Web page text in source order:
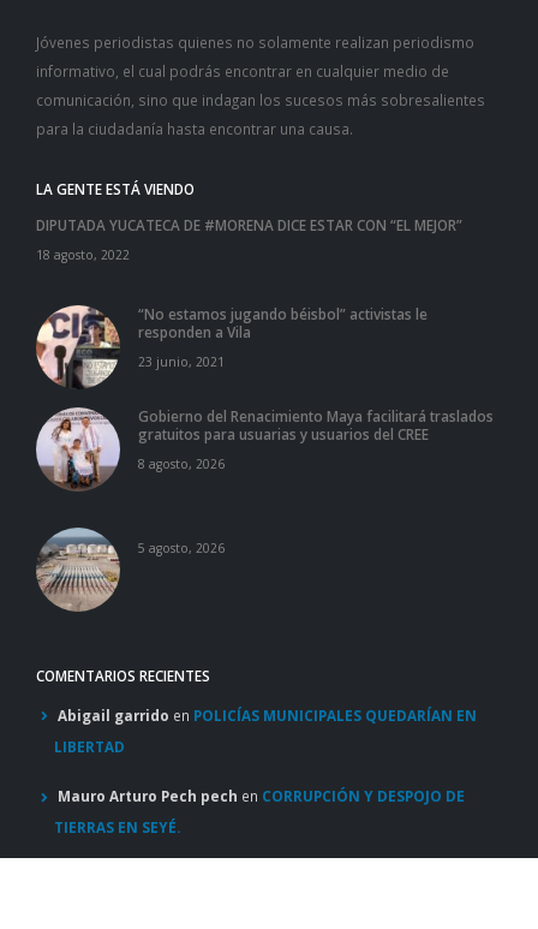
Jóvenes periodistas quienes no solamente realizan periodismo
informativo, el cual podrás encontrar en cualquier medio de
comunicación, sino que indagan los sucesos más sobresalientes
para la ciudadanía hasta encontrar una causa.
LA GENTE ESTÁ VIENDO
DIPUTADA YUCATECA DE #MORENA DICE ESTAR CON “EL MEJOR”
18 agosto, 2022
“No estamos jugando béisbol” activistas le
responden a Vila
23 junio, 2021
Gobierno del Renacimiento Maya facilitará traslados
gratuitos para usuarias y usuarios del CREE
8 agosto, 2026
5 agosto, 2026
COMENTARIOS RECIENTES
Abigail garrido en POLICÍAS MUNICIPALES QUEDARÍAN EN
LIBERTAD
Mauro Arturo Pech pech en CORRUPCIÓN Y DESPOJO DE
TIERRAS EN SEYÉ.